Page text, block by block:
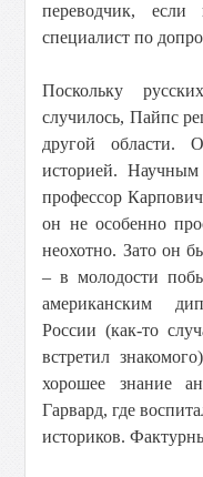
переводчик,
специалист по
Поскольку
случилось, Пайпс
другой области.
историей.
профессор
он не особенно
неохотно. Зато он
– в молодости
американским
России (как-то
встретил
хорошее знание
Гарвард, где
историков.